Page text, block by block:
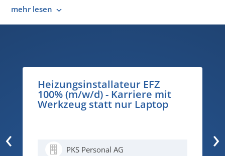
mehr lesen
Heizungsinstallateur EFZ
100% (m/w/d) - Karriere mit
Werkzeug statt nur Laptop
PKS Personal AG
‹ ›